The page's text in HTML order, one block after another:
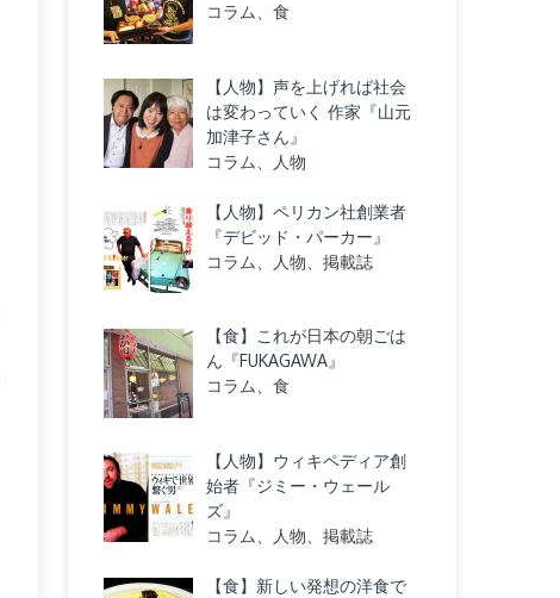
コラム、食
【人物】声を上げれば社会
は変わっていく 作家『山元
加津子さん』
コラム、人物
【人物】ペリカン社創業者
『デビッド・パーカー』
コラム、人物、掲載誌
【食】これが日本の朝ごは
ん『FUKAGAWA』
コラム、食
【人物】ウィキペディア創
始者『ジミー・ウェール
ズ』
コラム、人物、掲載誌
【食】新しい発想の洋食で